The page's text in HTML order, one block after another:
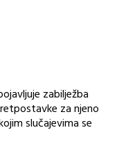
zabilježba
za njeno
slučajevima se